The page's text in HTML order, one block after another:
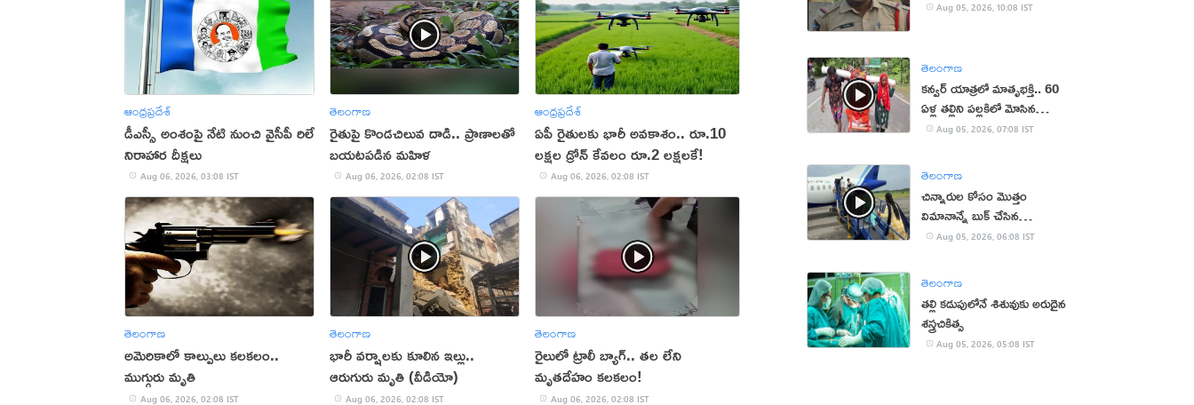
ఆంధ్రప్రదేశ్
డీఎస్సీ అంశంపై నేటి నుంచి వైసీపీ రిలే
నిరాహార దీక్షలు
Aug 06, 2026, 03:08 IST
తెలంగాణ
రైతుపై కొండచిలువ దాడి.. ప్రాణాలతో
బయటపడిన మహిళ
Aug 06, 2026, 02:08 IST
ఆంధ్రప్రదేశ్
ఏపీ రైతులకు భారీ అవకాశం.. రూ.10
లక్షల డ్రోన్ కేవలం రూ.2 లక్షలకే!
Aug 06, 2026, 02:08 IST
తెలంగాణ
అమెరికాలో కాల్పులు కలకలం..
ముగ్గురు మృతి
Aug 06, 2026, 02:08 IST
తెలంగాణ
భారీ వర్షాలకు కూలిన ఇల్లు..
ఆరుగురు మృతి (వీడియో)
Aug 06, 2026, 02:08 IST
తెలంగాణ
రైలులో ట్రాలీ బ్యాగ్.. తల లేని
మృతదేహం కలకలం!
Aug 06, 2026, 02:08 IST
Aug 05, 2026, 10:08 IST
తెలంగాణ
కన్వర్ యాత్రలో మాతృభక్తి.. 60
ఏళ్ల తల్లిని పల్లకిలో మోసిన
కొడుకు, కోడలు!
Aug 05, 2026, 07:08 IST
తెలంగాణ
చిన్నారుల కోసం మొత్తం
విమానాన్నే బుక్ చేసిన
యూట్యూబర్
Aug 05, 2026, 06:08 IST
తెలంగాణ
తల్లి కడుపులోనే శిశువుకు అరుదైన
శస్త్రచికిత్స
Aug 05, 2026, 05:08 IST